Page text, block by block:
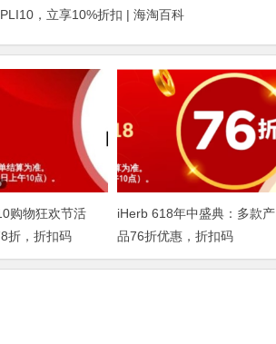
，立享10%折扣 | 海淘百科
购物狂欢节活
折，折扣码
iHerb 618年中盛典：多款产
品76折优惠，折扣码
2024BUY618